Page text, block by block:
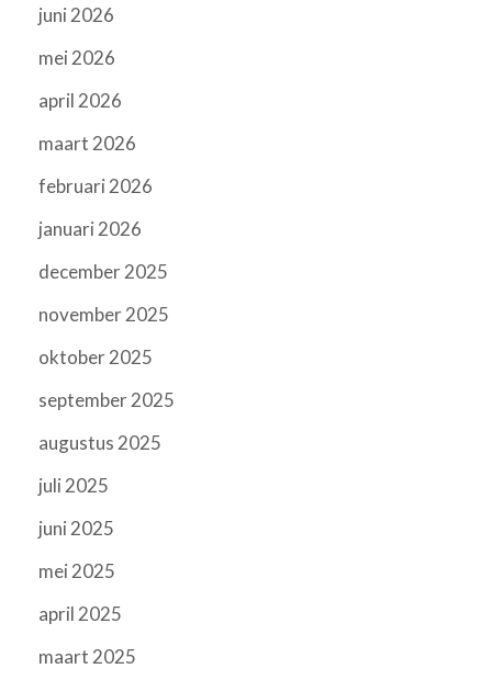
juni 2026
mei 2026
april 2026
maart 2026
februari 2026
januari 2026
december 2025
november 2025
oktober 2025
september 2025
augustus 2025
juli 2025
juni 2025
mei 2025
april 2025
maart 2025